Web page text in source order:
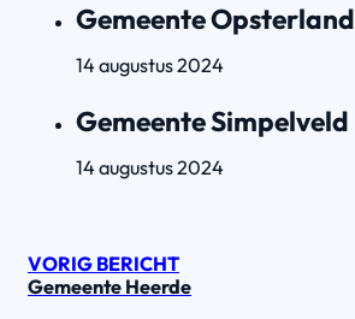
Gemeente Opsterland
14 augustus 2024
Gemeente Simpelveld
14 augustus 2024
VORIG BERICHT
Gemeente Heerde